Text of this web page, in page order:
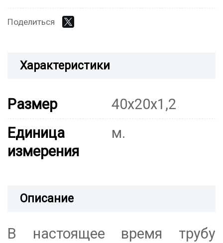
Поделиться
Характеристики
Размер
40х20х1,2
Единица
измерения
м.
Описание
В настоящее время трубу